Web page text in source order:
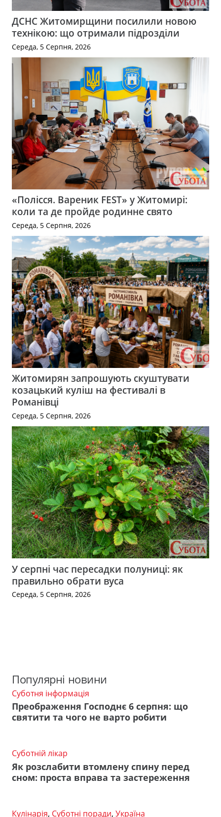
ДСНС Житомирщини посилили новою
технікою: що отримали підрозділи
Середа, 5 Серпня, 2026
«Полісся. Вареник FEST» у Житомирі:
коли та де пройде родинне свято
Середа, 5 Серпня, 2026
Житомирян запрошують скуштувати
козацький куліш на фестивалі в
Романівці
Середа, 5 Серпня, 2026
У серпні час пересадки полуниці: як
правильно обрати вуса
Середа, 5 Серпня, 2026
Популярні новини
Суботня інформація
Преображення Господнє 6 серпня: що
святити та чого не варто робити
Суботній лікар
Як розслабити втомлену спину перед
сном: проста вправа та застереження
Кулінарія, Суботні поради, Україна